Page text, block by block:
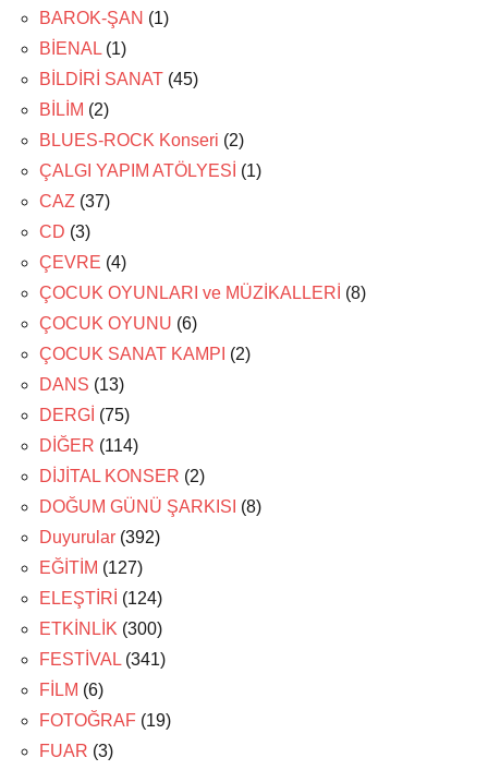
BAROK-ŞAN (1)
BİENAL (1)
BİLDİRİ SANAT (45)
BİLİM (2)
BLUES-ROCK Konseri (2)
ÇALGI YAPIM ATÖLYESİ (1)
CAZ (37)
CD (3)
ÇEVRE (4)
ÇOCUK OYUNLARI ve MÜZİKALLERİ (8)
ÇOCUK OYUNU (6)
ÇOCUK SANAT KAMPI (2)
DANS (13)
DERGİ (75)
DİĞER (114)
DİJİTAL KONSER (2)
DOĞUM GÜNÜ ŞARKISI (8)
Duyurular (392)
EĞİTİM (127)
ELEŞTİRİ (124)
ETKİNLİK (300)
FESTİVAL (341)
FİLM (6)
FOTOĞRAF (19)
FUAR (3)